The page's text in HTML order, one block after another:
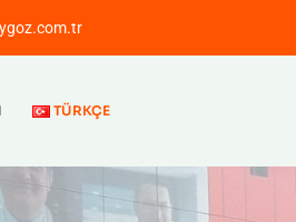
TÜRKÇE